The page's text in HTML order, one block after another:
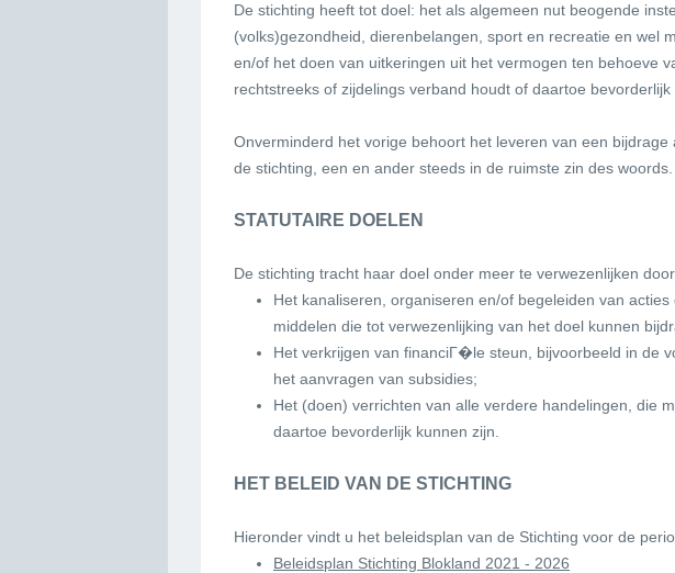
De stichting heeft tot doel: het als algemeen nut beogende
(volks)gezondheid, dierenbelangen, sport en recreatie en wel
en/of het doen van uitkeringen uit het vermogen ten behoeve
rechtstreeks of zijdelings verband houdt of daartoe
Onverminderd het vorige behoort het leveren van een
de stichting, een en ander steeds in de ruimste zin des woords.
STATUTAIRE DOELEN
De stichting tracht haar doel onder meer te verwezenlijken
Het kanaliseren, organiseren en/of begeleiden van
middelen die tot verwezenlijking van het doel kunnen
Het verkrijgen van financiГ�le steun, bijvoorbeeld in de
het aanvragen van subsidies;
Het (doen) verrichten van alle verdere handelingen, die
daartoe bevorderlijk kunnen zijn.
HET BELEID VAN DE STICHTING
Hieronder vindt u het beleidsplan van de Stichting voor de
Beleidsplan Stichting Blokland 2021 - 2026